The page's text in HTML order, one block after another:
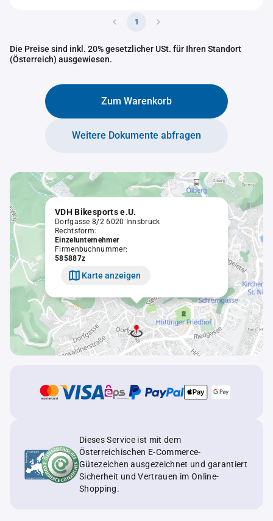
1
Die Preise sind inkl. 20% gesetzlicher USt. für Ihren Standort
(Österreich) ausgewiesen.
Zum Warenkorb
Weitere Dokumente abfragen
VDH Bikesports e.U.
Dorfgasse 8/2 6020 Innsbruck
Rechtsform:
Einzelunternehmer
Firmenbuchnummer:
585887z
Karte anzeigen
Dieses Service ist mit dem
Österreichischen E-Commerce-
Gütezeichen ausgezeichnet und garantiert
Sicherheit und Vertrauen im Online-
Shopping.